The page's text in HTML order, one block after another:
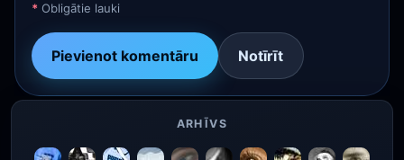
* Obligātie lauki
Pievienot komentāru Notīrīt
ARHĪVS